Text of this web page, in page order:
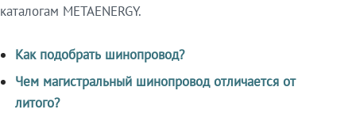
каталогам METAENERGY.
Как подобрать шинопровод?
Чем магистральный шинопровод отличается от
литого?